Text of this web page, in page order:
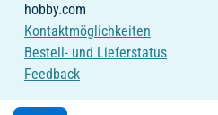
hobby.com
Kontaktmöglichkeiten
Bestell- und Lieferstatus
Feedback